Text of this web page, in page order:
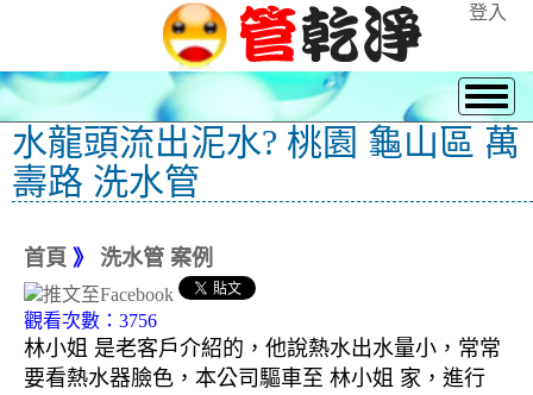
登入
水龍頭流出泥水? 桃園 龜山區 萬
壽路 洗水管
首頁 》 洗水管 案例
觀看次數：3756
林小姐 是老客戶介紹的，他說熱水出水量小，常常
要看熱水器臉色，本公司驅車至 林小姐 家，進行